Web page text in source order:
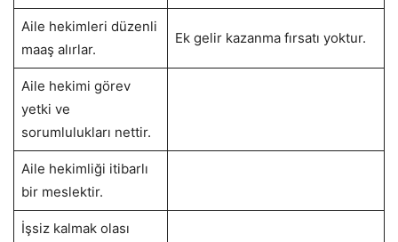
Aile hekimleri düzenli
maaş alırlar.
Ek gelir kazanma fırsatı yoktur.
Aile hekimi görev
yetki ve
sorumlulukları nettir.
Aile hekimliği itibarlı
bir meslektir.
İşsiz kalmak olası